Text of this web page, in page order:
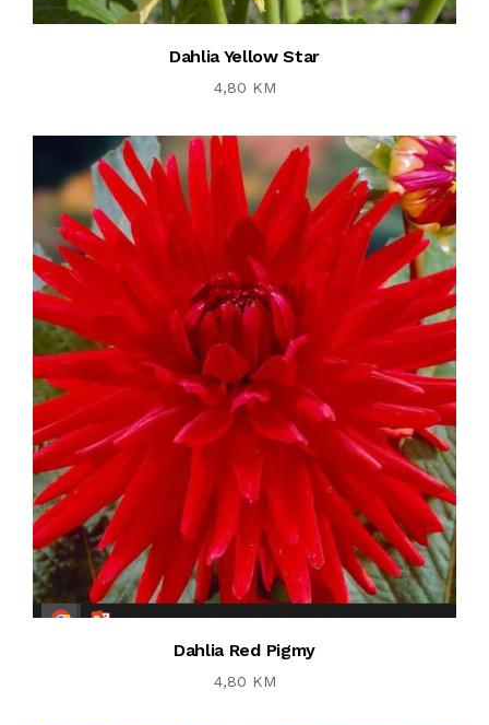
Dahlia Yellow Star
4,80 KM
Dahlia Red Pigmy
4,80 KM